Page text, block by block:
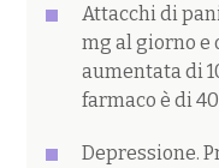
Attacchi di
mg al giorno e
aumentata di
farmaco è di
Depressione.